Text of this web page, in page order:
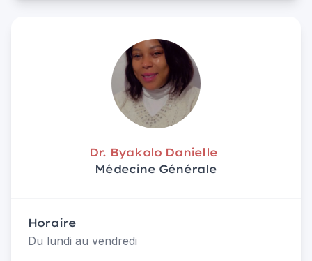
Dr. Byakolo Danielle
Médecine Générale
Horaire
Du lundi au vendredi